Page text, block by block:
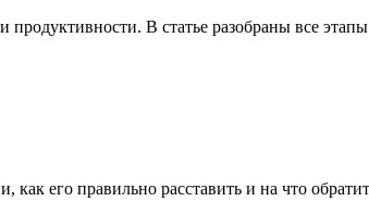
В статье разобраны все
как его правильно расставить и на что